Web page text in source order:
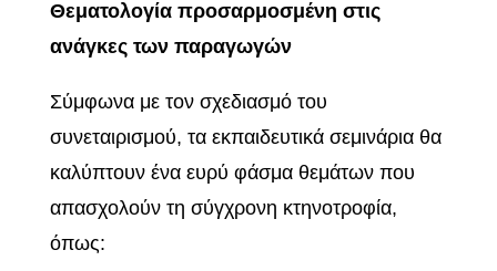
Θεματολογία προσαρμοσμένη στις
ανάγκες των παραγωγών
Σύμφωνα με τον σχεδιασμό του
συνεταιρισμού, τα εκπαιδευτικά σεμινάρια θα
καλύπτουν ένα ευρύ φάσμα θεμάτων που
απασχολούν τη σύγχρονη κτηνοτροφία,
όπως: